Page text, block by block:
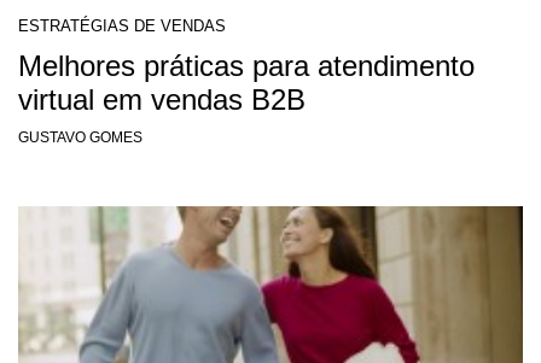
ESTRATÉGIAS DE VENDAS
Melhores práticas para atendimento
virtual em vendas B2B
GUSTAVO GOMES